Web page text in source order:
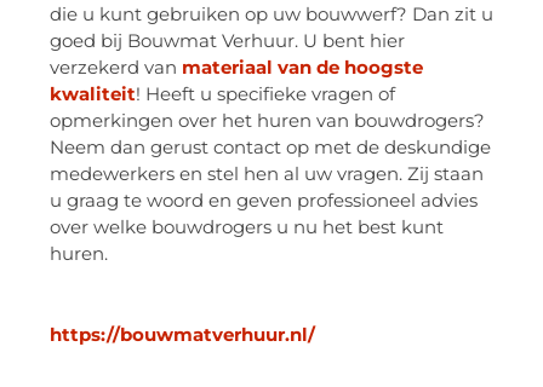
die u kunt gebruiken op uw bouwwerf? Dan zit u
goed bij Bouwmat Verhuur. U bent hier
verzekerd van materiaal van de hoogste
kwaliteit! Heeft u specifieke vragen of
opmerkingen over het huren van bouwdrogers?
Neem dan gerust contact op met de deskundige
medewerkers en stel hen al uw vragen. Zij staan
u graag te woord en geven professioneel advies
over welke bouwdrogers u nu het best kunt
huren.
https://bouwmatverhuur.nl/